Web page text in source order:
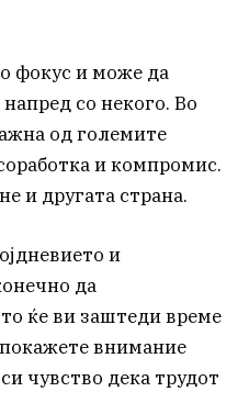
фокус и може да
со некого. Во
од големите
и компромис.
и другата страна.
и
да
ќе ви заштеди време
внимание
чувство дека трудот